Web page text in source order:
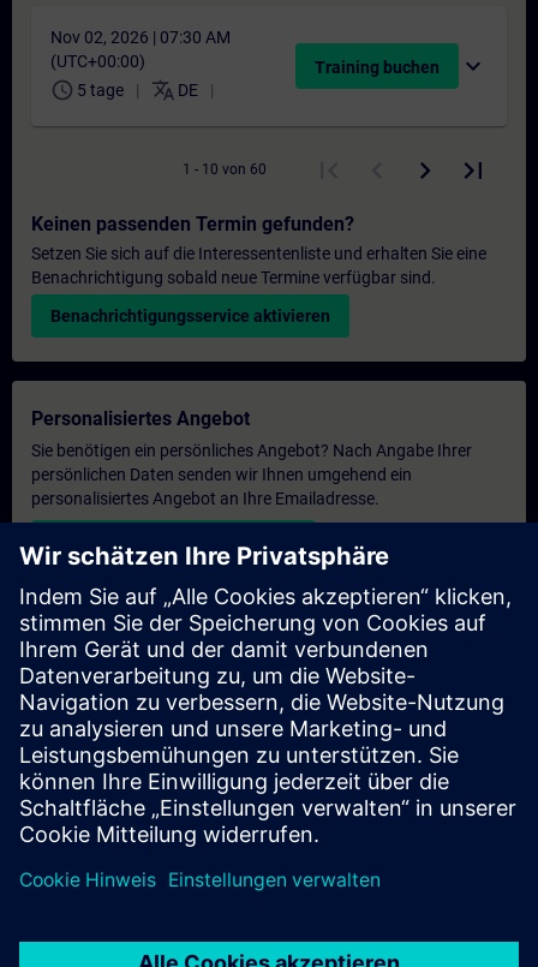
Nov 02, 2026 | 07:30 AM
(UTC+00:00)
schedule 5 tage translate DE
Training buchen expand_more
1 - 10 von 60
Keinen passenden Termin gefunden?
Setzen Sie sich auf die Interessentenliste und erhalten Sie eine
Benachrichtigung sobald neue Termine verfügbar sind.
Benachrichtigungsservice aktivieren
Personalisiertes Angebot
Sie benötigen ein persönliches Angebot? Nach Angabe Ihrer
persönlichen Daten senden wir Ihnen umgehend ein
personalisiertes Angebot an Ihre Emailadresse.
Persönliches Angebot zusenden
Anfrage Exklusivtraining
Haben Sie Bedarf an einem höheren Schulungsangebot und
brauchen ein exklusives Training – entweder vor Ort bei Ihnen,
virtuell oder in einem SITRAIN Trainingscenter? Nachdem Sie
uns Ihre persönlichen Daten und Ihren Trainingsbedarf
übermittelt haben, bekommen Sie von uns ein Angebot für eine
exklusive Schulung.
Exklusives Angebot anfragen